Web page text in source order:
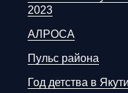
2023
АЛРОСА
Пульс района
Год детства в